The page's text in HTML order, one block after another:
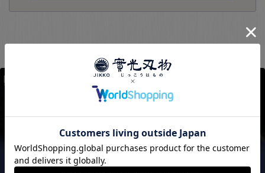
實光刃物が